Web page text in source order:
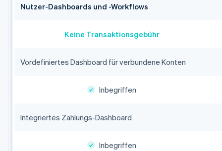
Nutzer-Dashboards und -Workflows
Keine Transaktionsgebühr
Vordefiniertes Dashboard für verbundene Konten
Inbegriffen
Integriertes Zahlungs-Dashboard
Inbegriffen